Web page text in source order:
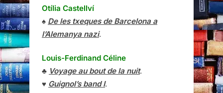
Otília Castellví
♠ De les txeques de Barcelona a
l’Alemanya nazi.
Louis-Ferdinand Céline
♣ Voyage au bout de la nuit.
♥ Guignol’s band I.